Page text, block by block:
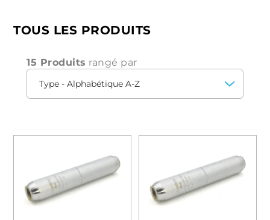
TOUS LES PRODUITS
15 Produits rangé par